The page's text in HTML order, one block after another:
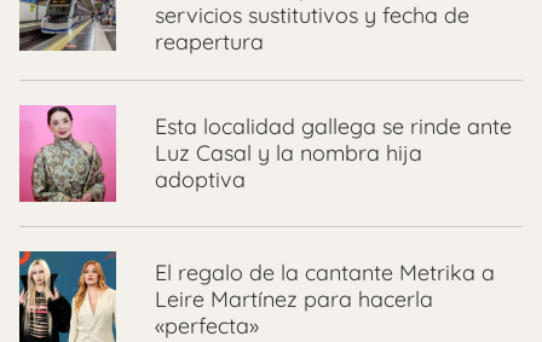
servicios sustitutivos y fecha de
reapertura
Esta localidad gallega se rinde ante
Luz Casal y la nombra hija
adoptiva
El regalo de la cantante Metrika a
Leire Martínez para hacerla
«perfecta»